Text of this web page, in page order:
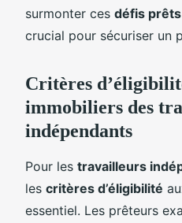
surmonter ces défis
crucial pour sécuriser un
Critères
immobiliers des
indépendants
Pour les travailleurs
les critères d’éligibilité
essentiel. Les prêteurs